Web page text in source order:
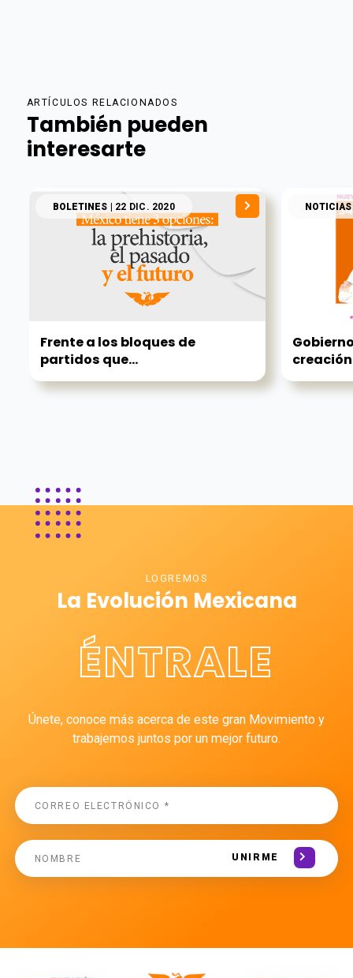
ARTÍCULOS RELACIONADOS
También pueden
interesarte
BOLETINES | 22 DIC. 2020
Frente a los bloques de
partidos que...
NOTICIAS
LOGREMOS
La Evolución Mexicana
ÉNTRALE
Únete, conoce más acerca de este gran Movimiento y
trabajemos juntos por un mejor futuro.
UNIRME